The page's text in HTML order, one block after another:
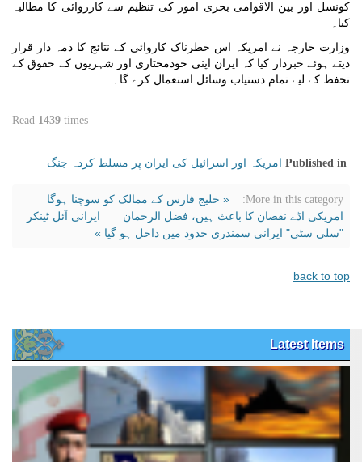
کونسل اور بین الاقوامی بحری امور کی تنظیم سے کارروائی کا مطالبہ
کیا۔
وزارت خارجہ نے امریکہ اس خطرناک کاروائی کے نتائج کا ذمہ دار قرار
دیتے ہوئے خبردار کیا کہ ایران اپنی خودمختاری اور شہریوں کے حقوق کے
تحفظ کے لیے تمام دستیاب وسائل استعمال کرے گا۔
Read 1439 times
Published in امریکہ اور اسرائیل کی ایران پر مسلط کردہ جنگ
More in this category:
« خلیج فارس کے ممالک کو سوچنا ہوگا
امریکی اڈے نقصان کا باعث ہیں، فضل الرحمان
ایرانی آئل ٹینکر
"سلی سٹی" ایرانی سمندری حدود میں داخل ہو گیا »
back to top
Latest Items